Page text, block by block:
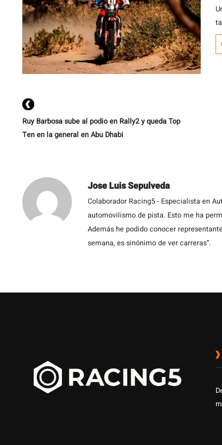
Ruy Barbosa sube al podio en Rally2 y queda Top
Ten en la general en Abu Dhabi
Jose Luis Sepulveda
Colaborador Racing5 - Especialista en
automovilismo de pista. Esto me ha
Además he podido conocer
semana, es sinónimo de ver carreras”.